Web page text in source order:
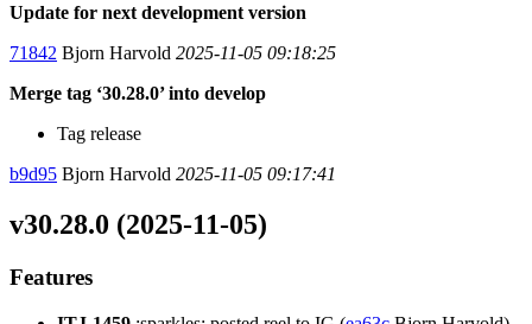
Update for next development version
71842 Bjorn Harvold 2025-11-05 09:18:25
Merge tag ‘30.28.0’ into develop
Tag release
b9d95 Bjorn Harvold 2025-11-05 09:17:41
v30.28.0 (2025-11-05)
Features